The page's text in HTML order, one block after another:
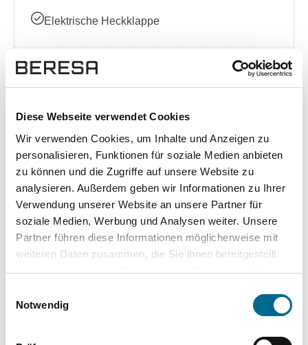
Diese Webseite verwendet Cookies
Wir verwenden Cookies, um Inhalte und Anzeigen zu
personalisieren, Funktionen für soziale Medien anbieten
zu können und die Zugriffe auf unsere Website zu
analysieren. Außerdem geben wir Informationen zu Ihrer
Verwendung unserer Website an unsere Partner für
soziale Medien, Werbung und Analysen weiter. Unsere
Partner führen diese Informationen möglicherweise mit
weiteren Daten zusammen, die Sie ihnen bereitgestellt
haben oder die sie im Rahmen Ihrer Nutzung der Dienste
Cookies, wenn Sie unsere Webseite weiterhin nutzen.
Notwendig
Elektrische Heckklappe
Exposé herunterladen [pdf]
Unsere Vorteile
wuddi Leasing Kauf
Versicherung ✔ - -
-